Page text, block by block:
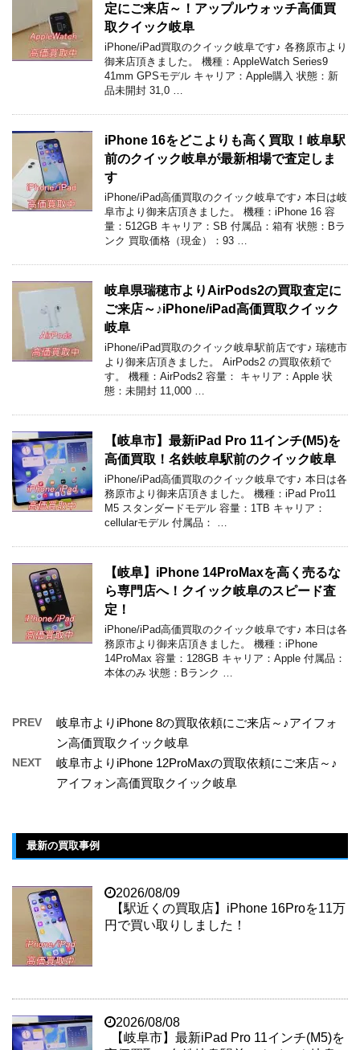
定にご来店～！アップルウォッチ高価買
取クイック岐阜
iPhone/iPad買取のクイック岐阜です♪ 各務原市より
御来店頂きました。 機種：AppleWatch Series9
41mm GPSモデル キャリア：Apple購入 状態：新
品未開封 31,0 …
iPhone 16をどこよりも高く買取！岐阜駅
前のクイック岐阜が最新相場で査定しま
す
iPhone/iPad高価買取のクイック岐阜です♪ 本日は岐
阜市より御来店頂きました。 機種：iPhone 16 容
量：512GB キャリア：SB 付属品：箱有 状態：Bラ
ンク 買取価格（現金）：93 …
岐阜県瑞穂市よりAirPods2の買取査定に
ご来店～♪iPhone/iPad高価買取クイック
岐阜
iPhone/iPad買取のクイック岐阜駅前店です♪ 瑞穂市
より御来店頂きました。 AirPods2 の買取依頼で
す。 機種：AirPods2 容量： キャリア：Apple 状
態：未開封 11,000 …
【岐阜市】最新iPad Pro 11インチ(M5)を
高価買取！名鉄岐阜駅前のクイック岐阜
iPhone/iPad高価買取のクイック岐阜です♪ 本日は各
務原市より御来店頂きました。 機種：iPad Pro11
M5 スタンダードモデル 容量：1TB キャリア：
cellularモデル 付属品： …
【岐阜】iPhone 14ProMaxを高く売るな
ら専門店へ！クイック岐阜のスピード査
定！
iPhone/iPad高価買取のクイック岐阜です♪ 本日は各
務原市より御来店頂きました。 機種：iPhone
14ProMax 容量：128GB キャリア：Apple 付属品：
本体のみ 状態：Bランク …
PREV
岐阜市よりiPhone 8の買取依頼にご来店～♪アイフォ
ン高価買取クイック岐阜
NEXT
岐阜市よりiPhone 12ProMaxの買取依頼にご来店～♪
アイフォン高価買取クイック岐阜
最新の買取事例
2026/08/09
【駅近くの買取店】iPhone 16Proを11万
円で買い取りしました！
2026/08/08
【岐阜市】最新iPad Pro 11インチ(M5)を